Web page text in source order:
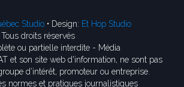
Studio • Design: Et Hop Studio
droits réservés
ou partielle interdite - Média
et son site web d'information, ne sont pas
d’intérêt, promoteur ou entreprise.
normes et pratiques journalistiques